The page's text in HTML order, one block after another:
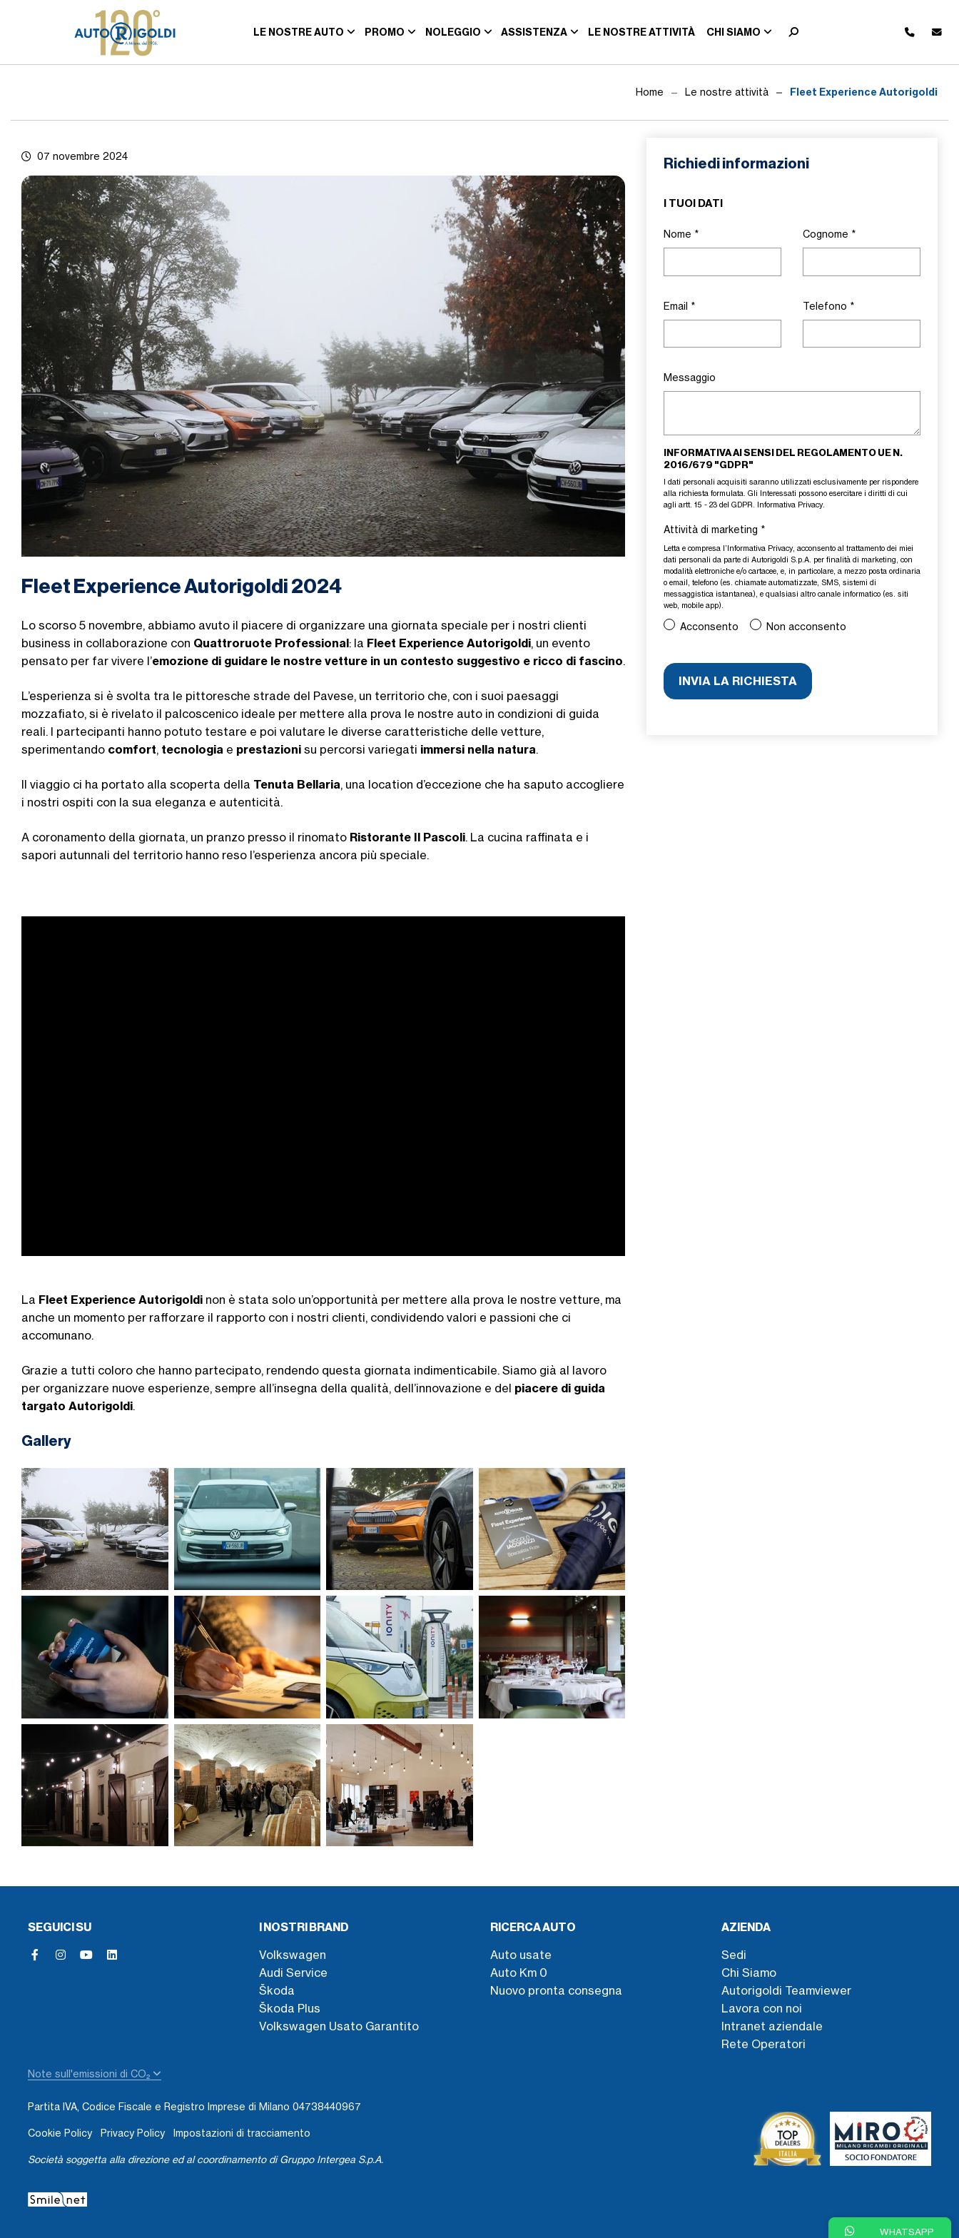
LE NOSTRE AUTO PROMO NOLEGGIO ASSISTENZA LE NOSTRE ATTIVITÀ CHI SIAMO
Home Le nostre attività Fleet Experience Autorigoldi
07 novembre 2024
Fleet Experience Autorigoldi 2024
Lo scorso 5 novembre, abbiamo avuto il piacere di organizzare una giornata speciale per i nostri clienti
business in collaborazione con Quattroruote Professional: la Fleet Experience Autorigoldi, un evento
pensato per far vivere l’emozione di guidare le nostre vetture in un contesto suggestivo e ricco di fascino.
L’esperienza si è svolta tra le pittoresche strade del Pavese, un territorio che, con i suoi paesaggi
mozzafiato, si è rivelato il palcoscenico ideale per mettere alla prova le nostre auto in condizioni di guida
reali. I partecipanti hanno potuto testare e poi valutare le diverse caratteristiche delle vetture,
sperimentando comfort, tecnologia e prestazioni su percorsi variegati immersi nella natura.
Il viaggio ci ha portato alla scoperta della Tenuta Bellaria, una location d’eccezione che ha saputo accogliere
i nostri ospiti con la sua eleganza e autenticità.
A coronamento della giornata, un pranzo presso il rinomato Ristorante Il Pascoli. La cucina raffinata e i
sapori autunnali del territorio hanno reso l’esperienza ancora più speciale.
La Fleet Experience Autorigoldi non è stata solo un’opportunità per mettere alla prova le nostre vetture, ma
anche un momento per rafforzare il rapporto con i nostri clienti, condividendo valori e passioni che ci
accomunano.
Grazie a tutti coloro che hanno partecipato, rendendo questa giornata indimenticabile. Siamo già al lavoro
per organizzare nuove esperienze, sempre all’insegna della qualità, dell’innovazione e del piacere di guida
targato Autorigoldi.
Gallery
Richiedi informazioni
I TUOI DATI
Nome * Cognome *
Email * Telefono *
Messaggio
INFORMATIVA AI SENSI DEL REGOLAMENTO UE N.
2016/679 "GDPR"
I dati personali acquisiti saranno utilizzati esclusivamente per rispondere
alla richiesta formulata. Gli Interessati possono esercitare i diritti di cui
agli artt. 15 - 23 del GDPR.
Informativa Privacy.
Attività di marketing *
Letta e compresa l’ Informativa Privacy, acconsento al trattamento dei miei
dati personali da parte di Autorigoldi S.p.A. per finalità di marketing, con
modalità elettroniche e/o cartacee, e, in particolare, a mezzo posta ordinaria
o email, telefono (es. chiamate automatizzate, SMS, sistemi di
messaggistica istantanea), e qualsiasi altro canale informatico (es. siti
web, mobile app).
Acconsento Non acconsento
SEGUICI SU I NOSTRI BRAND
Volkswagen
Audi Service
Škoda
Škoda Plus
Volkswagen Usato Garantito
RICERCA AUTO
Auto usate
Auto Km 0
Nuovo pronta consegna
AZIENDA
Sedi
Chi Siamo
Autorigoldi Teamviewer
Lavora con noi
Intranet aziendale
Rete Operatori
Note sull'emissioni di CO₂
Partita IVA, Codice Fiscale e Registro Imprese di Milano 04738440967
Cookie Policy Privacy Policy Impostazioni di tracciamento
Società soggetta alla direzione ed al coordinamento di Gruppo Intergea S.p.A.
WHATSAPP